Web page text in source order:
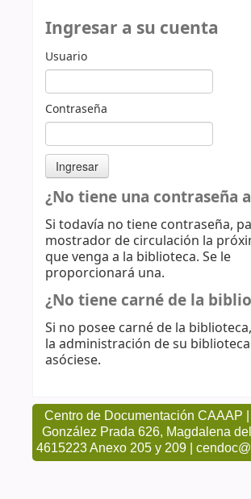
Ingresar a su cuenta
Usuario
Contraseña
¿No tiene una contraseña
Si todavía no tiene contraseña,
mostrador de circulación la
que venga a la biblioteca. Se le
proporcionará una.
¿No tiene carné de la
Si no posee carné de la
la administración de su
asóciese.
Centro de Documentación CAAAP |
González Prada 626, Magdalena
4615223 Anexo 205 y 209 |